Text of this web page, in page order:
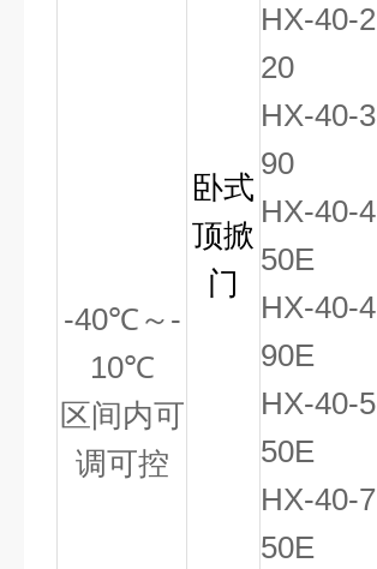
-40℃ ～ -
10℃
区间内可
调可控
卧式
顶掀
门
HX-40-2
20
HX-40-3
90
HX-40-4
50E
HX-40-4
90E
HX-40-5
50E
HX-40-7
50E